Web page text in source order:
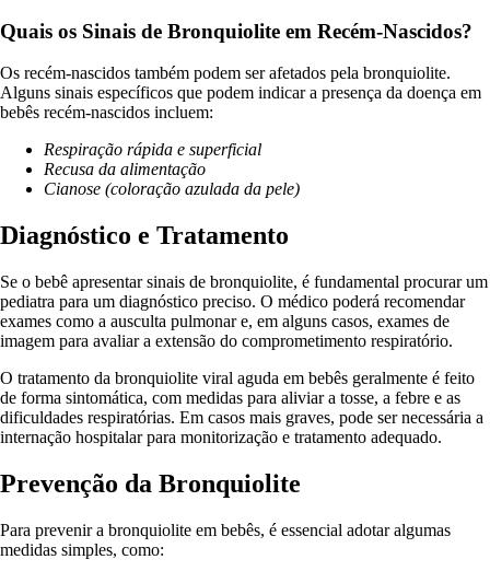
Quais os Sinais de Bronquiolite em Recém-Nascidos?
Os recém-nascidos também podem ser afetados pela bronquiolite.
Alguns sinais específicos que podem indicar a presença da doença em
bebês recém-nascidos incluem:
Respiração rápida e superficial
Recusa da alimentação
Cianose (coloração azulada da pele)
Diagnóstico e Tratamento
Se o bebê apresentar sinais de bronquiolite, é fundamental procurar um
pediatra para um diagnóstico preciso. O médico poderá recomendar
exames como a ausculta pulmonar e, em alguns casos, exames de
imagem para avaliar a extensão do comprometimento respiratório.
O tratamento da bronquiolite viral aguda em bebês geralmente é feito
de forma sintomática, com medidas para aliviar a tosse, a febre e as
dificuldades respiratórias. Em casos mais graves, pode ser necessária a
internação hospitalar para monitorização e tratamento adequado.
Prevenção da Bronquiolite
Para prevenir a bronquiolite em bebês, é essencial adotar algumas
medidas simples, como: